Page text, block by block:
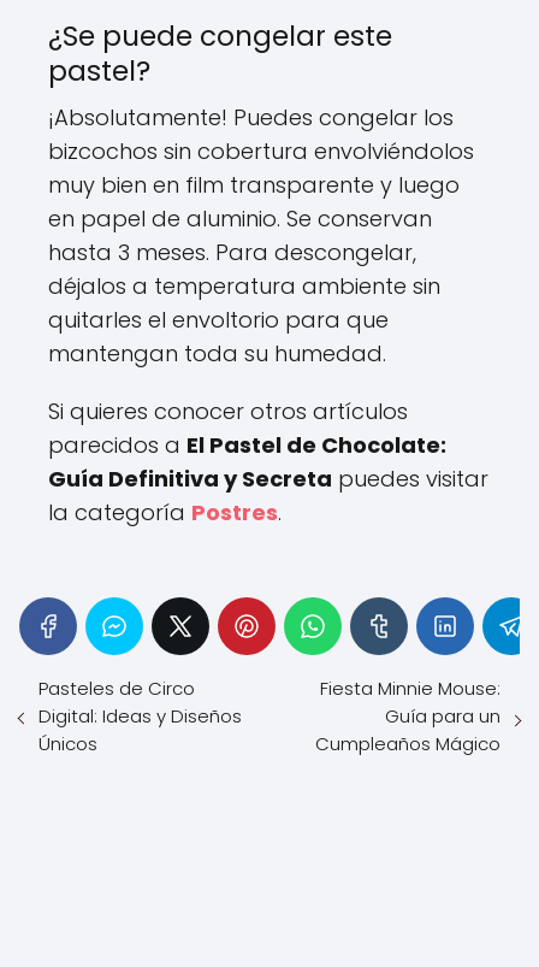
¿Se puede congelar este
pastel?
¡Absolutamente! Puedes congelar los
bizcochos sin cobertura envolviéndolos
muy bien en film transparente y luego
en papel de aluminio. Se conservan
hasta 3 meses. Para descongelar,
déjalos a temperatura ambiente sin
quitarles el envoltorio para que
mantengan toda su humedad.
Si quieres conocer otros artículos
parecidos a El Pastel de Chocolate:
Guía Definitiva y Secreta puedes visitar
la categoría Postres.
Pasteles de Circo
Digital: Ideas y Diseños
Únicos
Fiesta Minnie Mouse:
Guía para un
Cumpleaños Mágico